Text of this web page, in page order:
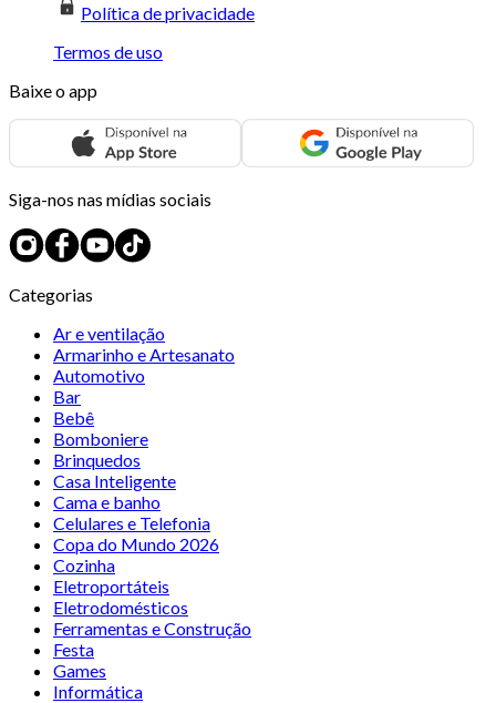
Política de privacidade
Termos de uso
Baixe o app
Siga-nos nas mídias sociais
Categorias
Ar e ventilação
Armarinho e Artesanato
Automotivo
Bar
Bebê
Bomboniere
Brinquedos
Casa Inteligente
Cama e banho
Celulares e Telefonia
Copa do Mundo 2026
Cozinha
Eletroportáteis
Eletrodomésticos
Ferramentas e Construção
Festa
Games
Informática